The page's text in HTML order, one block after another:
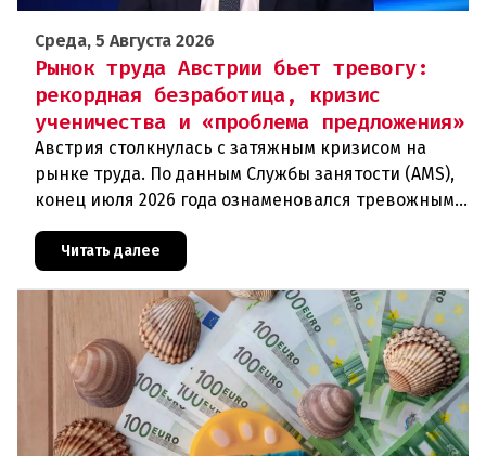
Среда, 5 Августа 2026
Рынок труда Австрии бьет тревогу:
рекордная безработица, кризис
ученичества и «проблема предложения»
Австрия столкнулась с затяжным кризисом на
рынке труда. По данным Службы занятости (AMS),
конец июля 2026 года ознаменовался тревожными
зарегистрированы как безрабо
Читать далее